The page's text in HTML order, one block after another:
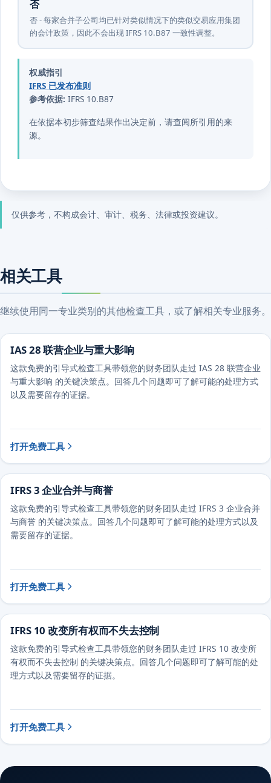
否
否 - 每家合并子公司均已针对类似情况下的类似交易应用集团
的会计政策，因此不会出现 IFRS 10.B87 一致性调整。
权威指引
IFRS 已发布准则
参考依据: IFRS 10.B87
在依据本初步筛查结果作出决定前，请查阅所引用的来
源。
仅供参考，不构成会计、审计、税务、法律或投资建议。
相关工具
继续使用同一专业类别的其他检查工具，或了解相关专业服务。
IAS 28 联营企业与重大影响
这款免费的引导式检查工具带领您的财务团队走过 IAS 28 联营企业
与重大影响 的关键决策点。回答几个问题即可了解可能的处理方式
以及需要留存的证据。
打开免费工具
IFRS 3 企业合并与商誉
这款免费的引导式检查工具带领您的财务团队走过 IFRS 3 企业合并
与商誉 的关键决策点。回答几个问题即可了解可能的处理方式以及
需要留存的证据。
打开免费工具
IFRS 10 改变所有权而不失去控制
这款免费的引导式检查工具带领您的财务团队走过 IFRS 10 改变所
有权而不失去控制 的关键决策点。回答几个问题即可了解可能的处
理方式以及需要留存的证据。
打开免费工具